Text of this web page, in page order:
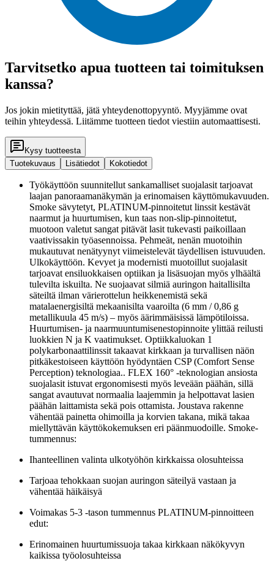
Tarvitsetko apua tuotteen tai toimituksen
kanssa?
Jos jokin mietityttää, jätä yhteydenottopyyntö. Myyjämme ovat
teihin yhteydessä. Liitämme tuotteen tiedot viestiin automaattisesti.
Kysy tuotteesta
Tuotekuvaus
Lisätiedot Kokotiedot
Työkäyttöön suunnitellut sankamalliset suojalasit tarjoavat
laajan panoraamanäkymän ja erinomaisen käyttömukavuuden.
Smoke sävytetyt, PLATINUM-pinnoitetut linssit kestävät
naarmut ja huurtumisen, kun taas non-slip-pinnoitetut,
muotoon valetut sangat pitävät lasit tukevasti paikoillaan
vaativissakin työasennoissa. Pehmeät, nenän muotoihin
mukautuvat nenätyynyt viimeistelevät täydellisen istuvuuden.
Ulkokäyttöön. Kevyet ja modernisti muotoillut suojalasit
tarjoavat ensiluokkaisen optiikan ja lisäsuojan myös ylhäältä
tulevilta iskuilta. Ne suojaavat silmiä auringon haitallisilta
säteiltä ilman värierottelun heikkenemistä sekä
matalaenergisiltä mekaanisilta vaaroilta (6 mm / 0,86 g
metallikuula 45 m/s) – myös äärimmäisissä lämpötiloissa.
Huurtumisen- ja naarmuuntumisenestopinnoite ylittää reilusti
luokkien N ja K vaatimukset. Optiikkaluokan 1
polykarbonaattilinssit takaavat kirkkaan ja turvallisen näön
pitkäkestoiseen käyttöön hyödyntäen CSP (Comfort Sense
Perception) teknologiaa.. FLEX 160° -teknologian ansiosta
suojalasit istuvat ergonomisesti myös leveään päähän, sillä
sangat avautuvat normaalia laajemmin ja helpottavat lasien
päähän laittamista sekä pois ottamista. Joustava rakenne
vähentää painetta ohimoilla ja korvien takana, mikä takaa
miellyttävän käyttökokemuksen eri päänmuodoille. Smoke-
tummennus:
Ihanteellinen valinta ulkotyöhön kirkkaissa olosuhteissa
Tarjoaa tehokkaan suojan auringon säteilyä vastaan ja
vähentää häikäisyä
Voimakas 5-3 -tason tummennus PLATINUM-pinnoitteen
edut:
Erinomainen huurtumissuoja takaa kirkkaan näkökyvyn
kaikissa työolosuhteissa